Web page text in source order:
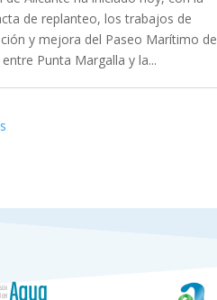
de replanteo, los trabajos de
y mejora del Paseo Marítimo de
Punta Margalla y la...